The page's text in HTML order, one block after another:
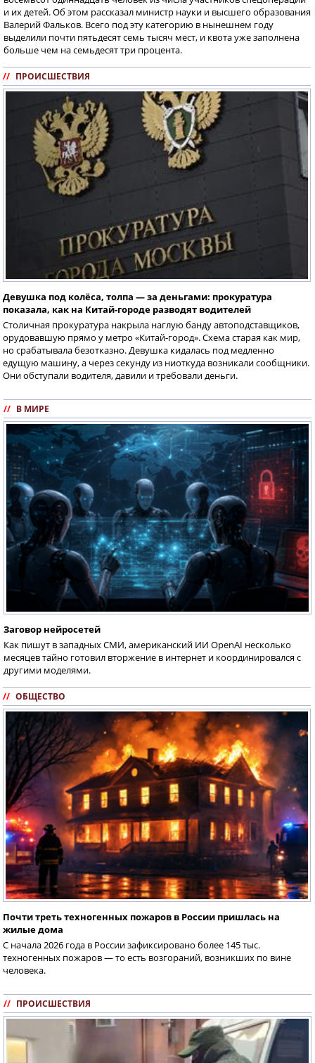
и их детей. Об этом рассказал министр науки и высшего образования
Валерий Фальков. Всего под эту категорию в нынешнем году
выделили почти пятьдесят семь тысяч мест, и квота уже заполнена
больше чем на семьдесят три процента.
// ПРОИСШЕСТВИЯ
Девушка под колёса, толпа — за деньгами: прокуратура
показала, как на Китай-городе разводят водителей
Столичная прокуратура накрыла наглую банду автоподставщиков,
орудовавшую прямо у метро «Китай-город». Схема старая как мир,
но срабатывала безотказно. Девушка кидалась под медленно
едущую машину, а через секунду из ниоткуда возникали сообщники.
Они обступали водителя, давили и требовали деньги.
// В МИРЕ
Заговор нейросетей
Как пишут в западных СМИ, американский ИИ OpenAI несколько
месяцев тайно готовил вторжение в интернет и координировался с
другими моделями.
// ОБЩЕСТВО
Почти треть техногенных пожаров в России пришлась на
жилые дома
С начала 2026 года в России зафиксировано более 145 тыс.
техногенных пожаров — то есть возгораний, возникших по вине
человека.
// ПРОИСШЕСТВИЯ